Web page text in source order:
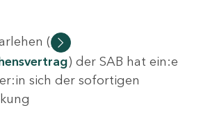
(
) der SAB hat ein:e
sich der sofortigen